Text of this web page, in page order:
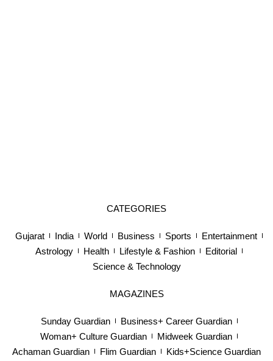
CATEGORIES
Gujarat India World Business Sports
Entertainment
Astrology
Health Lifestyle & Fashion
Editorial
Science & Technology
MAGAZINES
Sunday Guardian
Business+ Career Guardian
Woman+ Culture Guardian
Midweek Guardian
Achaman Guardian
Flim Guardian Kids+Science Guardian